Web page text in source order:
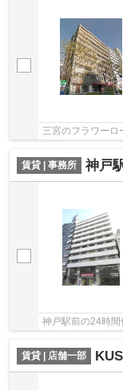
三宮のフラワーロ
賃貸 | 事務所 神戸
神戸駅前の24時間
賃貸 | 店舗一部